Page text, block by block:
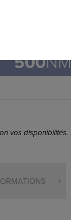
500
vos disponibilités.